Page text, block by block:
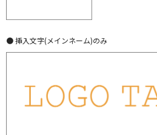
● 挿入文字(メインネーム)のみ